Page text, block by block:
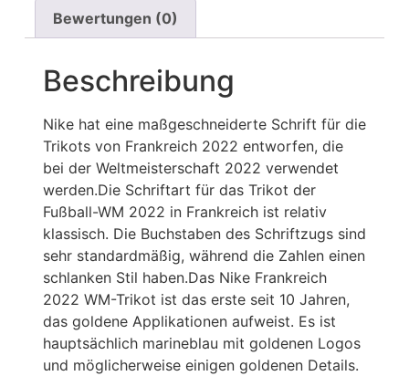
Bewertungen (0)
Beschreibung
Nike hat eine maßgeschneiderte Schrift für die
Trikots von Frankreich 2022 entworfen, die
bei der Weltmeisterschaft 2022 verwendet
werden.Die Schriftart für das Trikot der
Fußball-WM 2022 in Frankreich ist relativ
klassisch. Die Buchstaben des Schriftzugs sind
sehr standardmäßig, während die Zahlen einen
schlanken Stil haben.Das Nike Frankreich
2022 WM-Trikot ist das erste seit 10 Jahren,
das goldene Applikationen aufweist. Es ist
hauptsächlich marineblau mit goldenen Logos
und möglicherweise einigen goldenen Details.